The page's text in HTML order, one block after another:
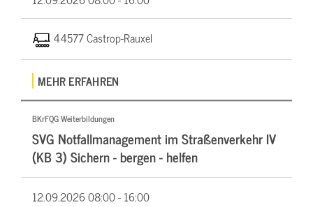
44577 Castrop-Rauxel
MEHR ERFAHREN
BKrFQG Weiterbildungen
SVG Notfallmanagement im Straßenverkehr IV
(KB 3) Sichern - bergen - helfen
12.09.202608:00 - 16:00